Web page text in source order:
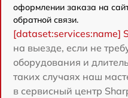
оформлении заказа на
обратной связи.
[dataset:services:name]
на выезде, если не
оборудования и
таких случаях наш
в сервисный центр